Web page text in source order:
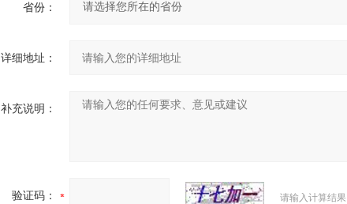
省份：
详细地址：
补充说明：
验证码： 请输入计算结